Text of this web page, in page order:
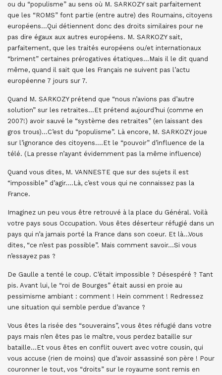
ou du “populisme” au sens où M. SARKOZY sait parfaitement
que les “ROMS” font partie (entre autre) des Roumains, citoyens
européens…Qui détiennent donc des droits similaires pour ne
pas dire égaux aux autres européens. M. SARKOZY sait,
parfaitement, que les traités européens ou/et internationaux
“briment” certaines prérogatives étatiques…Mais il le dit quand
même, quand il sait que les Français ne suivent pas l’actu
européenne 7 jours sur 7.
Quand M. SARKOZY prétend que “nous n’avions pas d’autre
solution” sur les retraites…Et prétend aujourd’hui (comme en
2007!) avoir sauvé le “système des retraites” (en laissant des
gros trous)…C’est du “populisme”. Là encore, M. SARKOZY joue
sur l’ignorance des citoyens….Et le “pouvoir” d’influence de la
télé. (La presse n’ayant évidemment pas la même influence)
Quand vous dites, M. VANNESTE que sur des sujets il est
“impossible” d’agir….Là, c’est vous qui ne connaissez pas la
France.
Imaginez un peu vous être retrouvé à la place du Général. Voilà
votre pays sous Occupation. Vous êtes déserteur réfugié dans un
pays qui n’a jamais porté la France dans son coeur. Et là…Vous
dites, “ce n’est pas possible”. Mais comment savoir…Si vous
n’essayez pas ?
De Gaulle a tenté le coup. C’était impossible ? Désespéré ? Tant
pis. Avant lui, le “roi de Bourges” était aussi en proie au
pessimisme ambiant : comment ! Hein comment ! Redressez
une situation qui semble perdue d’avance ?
Vous êtes la risée des “souverains”, vous êtes réfugié dans votre
pays mais n’en êtes pas le maître, vous perdez bataille sur
bataille…Et vous êtes en conflit ouvert avec votre cousin, qui
vous accuse (rien de moins) que d’avoir assassiné son père ! Pour
couronner le tout, vos “droits” sur le royaume sont remis en